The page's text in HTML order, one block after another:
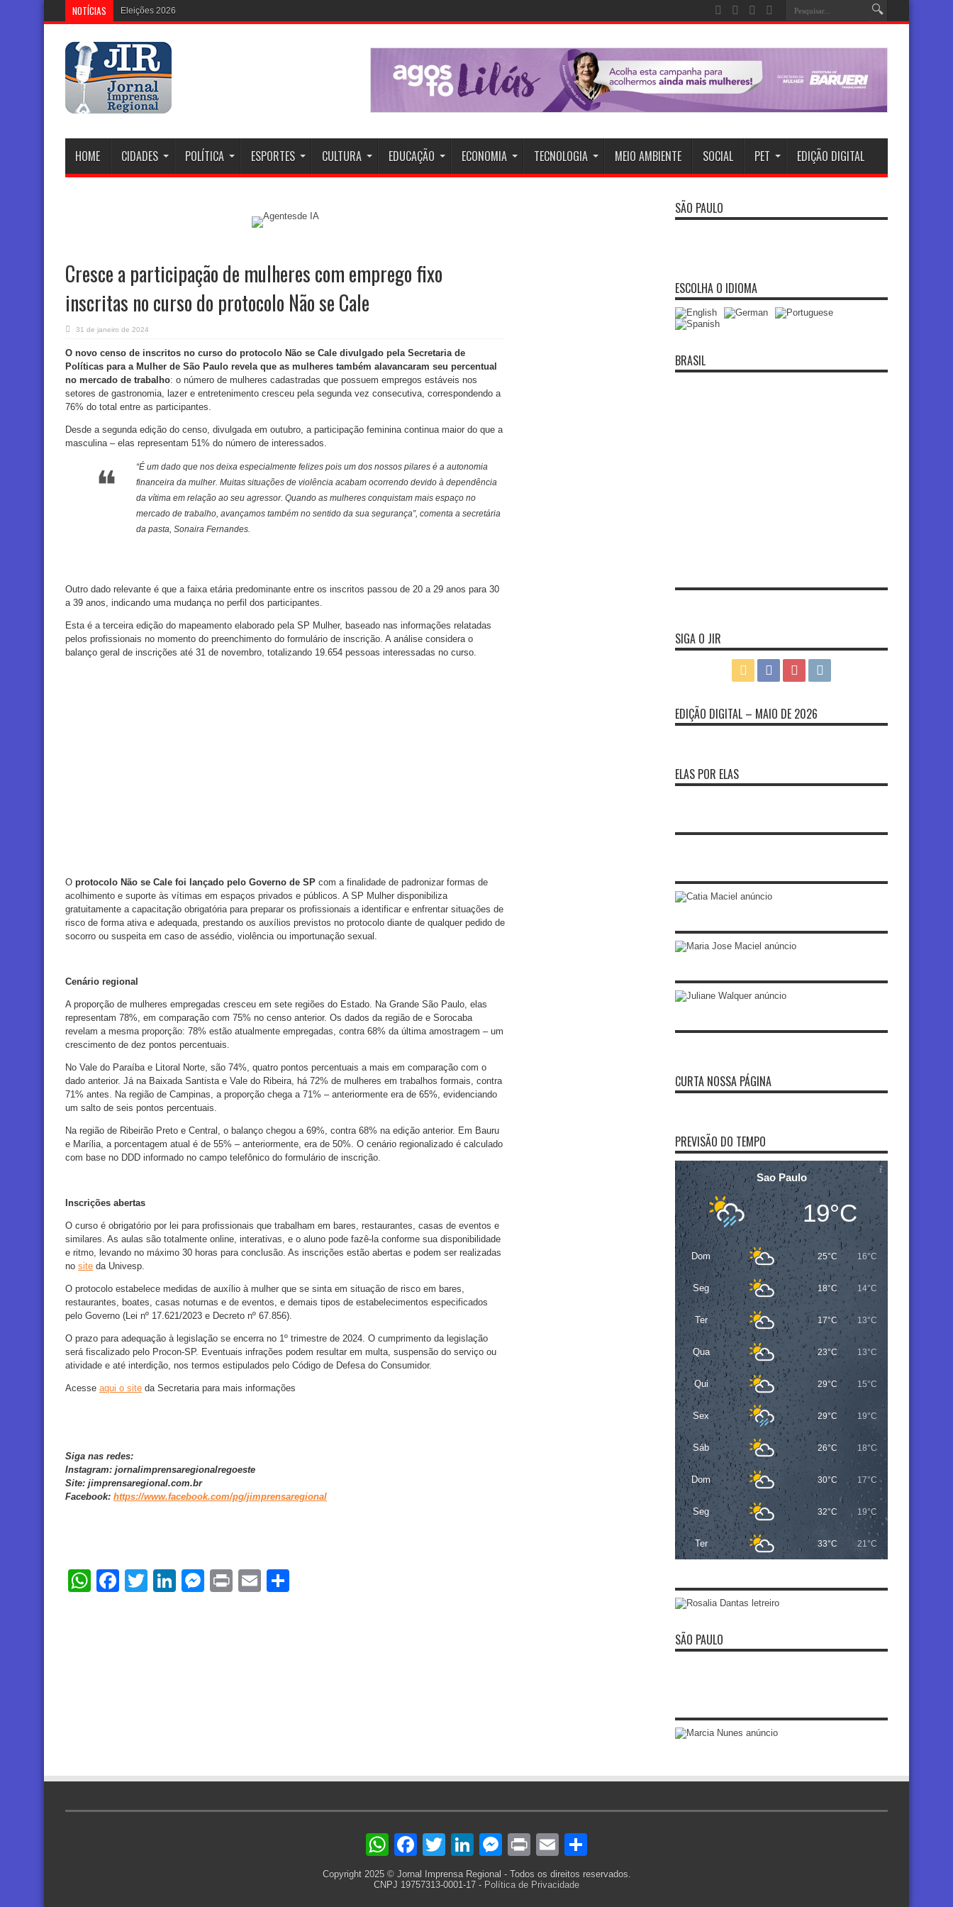
NOTÍCIAS Eleições 2026: Justiça Eleitoral Re
HOME CIDADES POLÍTICA ESPORTES CULTURA EDUCAÇÃO ECONOMIA TECNOLOGIA MEIO AMBIENTE SOCIAL PET EDIÇÃO DIGITAL
Cresce a participação de mulheres com emprego fixo
inscritas no curso do protocolo Não se Cale
31 de janeiro de 2024
O novo censo de inscritos no curso do protocolo Não se Cale divulgado pela Secretaria de
Políticas para a Mulher de São Paulo revela que as mulheres também alavancaram seu percentual
no mercado de trabalho: o número de mulheres cadastradas que possuem empregos estáveis nos
setores de gastronomia, lazer e entretenimento cresceu pela segunda vez consecutiva, correspondendo a
76% do total entre as participantes.
Desde a segunda edição do censo, divulgada em outubro, a participação feminina continua maior do que a
masculina – elas representam 51% do número de interessados.
“É um dado que nos deixa especialmente felizes pois um dos nossos pilares é a autonomia
financeira da mulher. Muitas situações de violência acabam ocorrendo devido à dependência
da vítima em relação ao seu agressor. Quando as mulheres conquistam mais espaço no
mercado de trabalho, avançamos também no sentido da sua segurança”, comenta a secretária
da pasta, Sonaira Fernandes.
Outro dado relevante é que a faixa etária predominante entre os inscritos passou de 20 a 29 anos para 30
a 39 anos, indicando uma mudança no perfil dos participantes.
Esta é a terceira edição do mapeamento elaborado pela SP Mulher, baseado nas informações relatadas
pelos profissionais no momento do preenchimento do formulário de inscrição. A análise considera o
balanço geral de inscrições até 31 de novembro, totalizando 19.654 pessoas interessadas no curso.
O protocolo Não se Cale foi lançado pelo Governo de SP com a finalidade de padronizar formas de
acolhimento e suporte às vítimas em espaços privados e públicos. A SP Mulher disponibiliza
gratuitamente a capacitação obrigatória para preparar os profissionais a identificar e enfrentar situações de
risco de forma ativa e adequada, prestando os auxílios previstos no protocolo diante de qualquer pedido de
socorro ou suspeita em caso de assédio, violência ou importunação sexual.
Cenário regional
A proporção de mulheres empregadas cresceu em sete regiões do Estado. Na Grande São Paulo, elas
representam 78%, em comparação com 75% no censo anterior. Os dados da região de e Sorocaba
revelam a mesma proporção: 78% estão atualmente empregadas, contra 68% da última amostragem – um
crescimento de dez pontos percentuais.
No Vale do Paraíba e Litoral Norte, são 74%, quatro pontos percentuais a mais em comparação com o
dado anterior. Já na Baixada Santista e Vale do Ribeira, há 72% de mulheres em trabalhos formais, contra
71% antes. Na região de Campinas, a proporção chega a 71% – anteriormente era de 65%, evidenciando
um salto de seis pontos percentuais.
Na região de Ribeirão Preto e Central, o balanço chegou a 69%, contra 68% na edição anterior. Em Bauru
e Marília, a porcentagem atual é de 55% – anteriormente, era de 50%. O cenário regionalizado é calculado
com base no DDD informado no campo telefônico do formulário de inscrição.
Inscrições abertas
O curso é obrigatório por lei para profissionais que trabalham em bares, restaurantes, casas de eventos e
similares. As aulas são totalmente online, interativas, e o aluno pode fazê-la conforme sua disponibilidade
e ritmo, levando no máximo 30 horas para conclusão. As inscrições estão abertas e podem ser realizadas
no site da Univesp.
O protocolo estabelece medidas de auxílio à mulher que se sinta em situação de risco em bares,
restaurantes, boates, casas noturnas e de eventos, e demais tipos de estabelecimentos especificados
pelo Governo (Lei nº 17.621/2023 e Decreto nº 67.856).
O prazo para adequação à legislação se encerra no 1º trimestre de 2024. O cumprimento da legislação
será fiscalizado pelo Procon-SP. Eventuais infrações podem resultar em multa, suspensão do serviço ou
atividade e até interdição, nos termos estipulados pelo Código de Defesa do Consumidor.
Acesse aqui o site da Secretaria para mais informações
Siga nas redes:
Instagram: jornalimprensaregionalregoeste
Site: jimprensaregional.com.br
Facebook: https://www.facebook.com/pg/jimprensaregional
WhatsApp
Facebook
TwitterLinkedIn
Messenger
PrintEmail
SÃO PAULO
ESCOLHA O IDIOMA
BRASIL
SIGA O JIR
EDIÇÃO DIGITAL – MAIO DE 2026
ELAS POR ELAS
CURTA NOSSA PÁGINA
PREVISÃO DO TEMPO
Sao Paulo
19°C
Dom 25°C 16°C
Seg 18°C 14°C
Ter 17°C 13°C
Qua 23°C 13°C
Qui 29°C 15°C
Sex 29°C 19°C
Sáb 26°C 18°C
Dom 30°C 17°C
Seg 32°C 19°C
Ter 33°C 21°C
SÃO PAULO
WhatsApp
Facebook
TwitterLinkedIn
Messenger
PrintEmail
Copyright 2025 © Jornal Imprensa Regional - Todos os direitos reservados.
CNPJ 19757313-0001-17 - Política de Privacidade